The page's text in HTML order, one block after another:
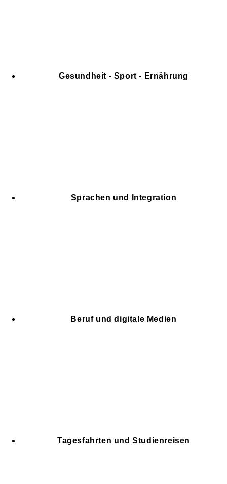
Gesundheit - Sport - Ernährung
Sprachen und Integration
Beruf und digitale Medien
Tagesfahrten und Studienreisen